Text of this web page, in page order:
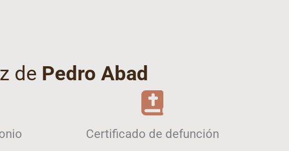
de Pedro Abad
Certificado de defunción